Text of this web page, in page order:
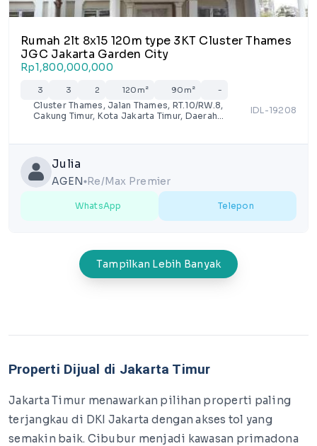
1/9
Rumah 2lt 8x15 120m type 3KT Cluster Thames
JGC Jakarta Garden City
Rp1,800,000,000
3 3 2 120m² 90m² -
Cluster Thames, Jalan Thames, RT.10/RW.8,
Cakung Timur, Kota Jakarta Timur, Daerah
IDL-19208
Julia
AGEN lens Re/Max Premier
WhatsApp Telepon
Tampilkan Lebih Banyak
Properti Dijual di Jakarta Timur
Jakarta Timur menawarkan pilihan properti paling
terjangkau di DKI Jakarta dengan akses tol yang
semakin baik. Cibubur menjadi kawasan primadona